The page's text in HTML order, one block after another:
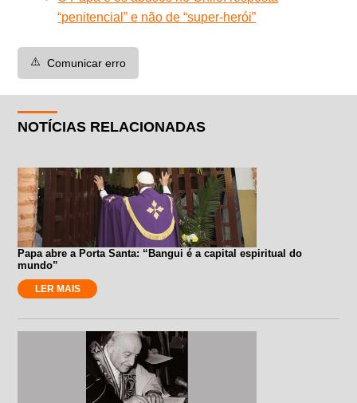
“penitencial” e não de “super-herói”
⚠️ Comunicar erro
NOTÍCIAS RELACIONADAS
Papa abre a Porta Santa: “Bangui é a capital espiritual do
mundo”
LER MAIS